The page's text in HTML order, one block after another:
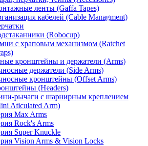
ленты (Gaffa Tapes)
кабелей (Cable Managment)
(Robocup)
с храповым механизмом (Ratchet
кронштейны и держатели (Arms)
держатели (Side Arms)
кронштейны (Offset Arms)
(Headers)
рычаги с шарнирным креплением
Aticulated Arm)
Max Arms
Rock's Arms
Super Knuckle
Vision Arms & Vision Locks